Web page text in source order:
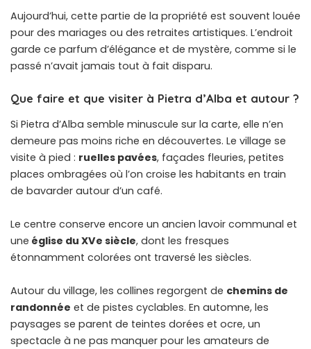
Aujourd’hui, cette partie de la propriété est souvent louée
pour des mariages ou des retraites artistiques. L’endroit
garde ce parfum d’élégance et de mystère, comme si le
passé n’avait jamais tout à fait disparu.
Que faire et que visiter à Pietra d’Alba et autour ?
Si Pietra d’Alba semble minuscule sur la carte, elle n’en
demeure pas moins riche en découvertes. Le village se
visite à pied : ruelles pavées, façades fleuries, petites
places ombragées où l’on croise les habitants en train
de bavarder autour d’un café.
Le centre conserve encore un ancien lavoir communal et
une église du XVe siècle, dont les fresques
étonnamment colorées ont traversé les siècles.
Autour du village, les collines regorgent de chemins de
randonnée et de pistes cyclables. En automne, les
paysages se parent de teintes dorées et ocre, un
spectacle à ne pas manquer pour les amateurs de